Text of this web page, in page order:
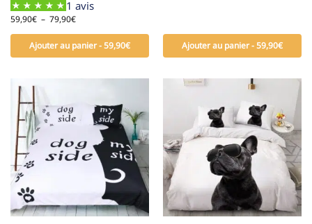
1 avis
59,90€ – 79,90€
Ajouter au panier - 59,90€ Ajouter au panier - 59,90€